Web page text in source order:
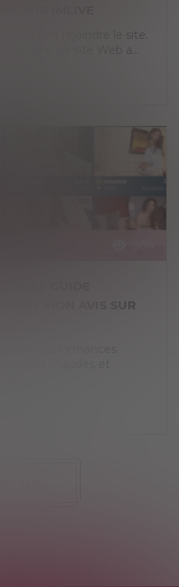
SUR IMLIVE
fera rejoindre le site.
Le site Web a...
LE GUIDE
ET MON AVIS SUR
ses performances
y sont chaudes et